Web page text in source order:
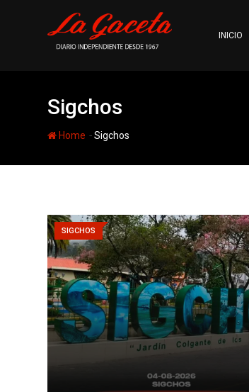
INICIO
Sigchos
Home -Sigchos
SIGCHOS